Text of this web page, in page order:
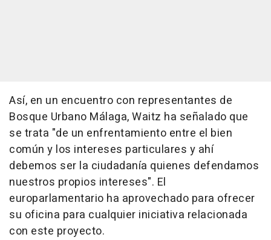
Así, en un encuentro con representantes de
Bosque Urbano Málaga, Waitz ha señalado que
se trata "de un enfrentamiento entre el bien
común y los intereses particulares y ahí
debemos ser la ciudadanía quienes defendamos
nuestros propios intereses". El
europarlamentario ha aprovechado para ofrecer
su oficina para cualquier iniciativa relacionada
con este proyecto.